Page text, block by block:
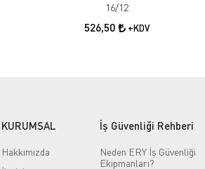
16/12
526,50 +KDV
KURUMSAL
Hakkımızda
İş Güvenliği Rehberi
Neden ERY İş Güvenliği
Ekipmanları?